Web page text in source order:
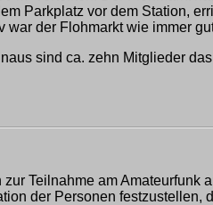
Parkplatz vor dem Station,
der Flohmarkt wie immer
sind ca. zehn Mitglieder
Teilnahme am Amateurfunk
der Personen festzustellen,